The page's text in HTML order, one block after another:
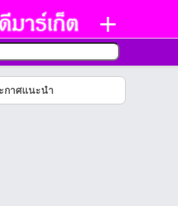
กาศแนะนำ